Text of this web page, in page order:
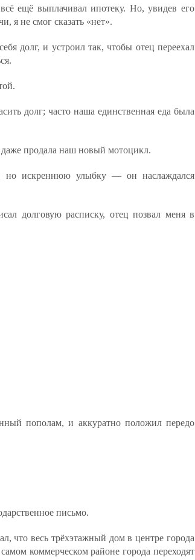
ещё выплачивал ипотеку. Но, увидев его
я не смог сказать «нет».
долг, и устроил так, чтобы отец переехал
долг; часто наша единственная еда была
продала наш новый мотоцикл.
но искреннюю улыбку — он наслаждался
долговую расписку, отец позвал меня в
пополам, и аккуратно положил передо
письмо.
что весь трёхэтажный дом в центре города
коммерческом районе города переходят